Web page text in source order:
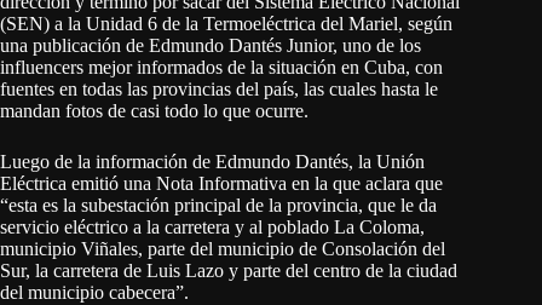
(SEN) a la Unidad 6 de la Termoeléctrica del Mariel, según
una publicación de Edmundo Dantés Junior, uno de los
influencers mejor informados de la situación en Cuba, con
fuentes en todas las provincias del país, las cuales hasta le
mandan fotos de casi todo lo que ocurre.
Luego de la información de Edmundo Dantés, la Unión
Eléctrica emitió una Nota Informativa en la que aclara que
“esta es la subestación principal de la provincia, que le da
servicio eléctrico a la carretera y al poblado La Coloma,
municipio Viñales, parte del municipio de Consolación del
Sur, la carretera de Luis Lazo y parte del centro de la ciudad
del municipio cabecera”.